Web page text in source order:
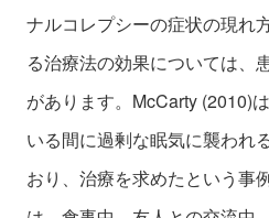
ナルコレプシーの症状の現れ
る治療法の効果については、
があります。McCarty (2010)
いる間に過剰な眠気に襲われ
おり、治療を求めたという事